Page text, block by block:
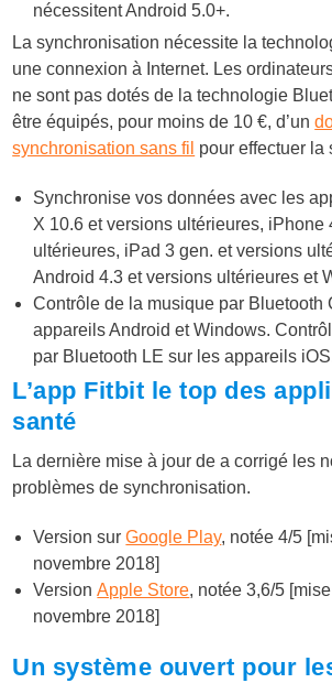
nécessitent Android 5.0+.
La synchronisation nécessite la
une connexion à Internet. Les
ne sont pas dotés de la technologie
être équipés, pour moins de 10 €, d’un
synchronisation sans fil pour effectuer la
Synchronise vos données avec les
X 10.6 et versions ultérieures, iPhone
ultérieures, iPad 3 gen. et versions
Android 4.3 et versions ultérieures et
Contrôle de la musique par Bluetooth
appareils Android et Windows.
par Bluetooth LE sur les appareils
L’app Fitbit le top des
santé
La dernière mise à jour de a corrigé les
problèmes de synchronisation.
Version surGoogle Play, notée 4/5
novembre 2018]
VersionApple Store, notée 3,6/5
novembre 2018]
Un système ouvert pour